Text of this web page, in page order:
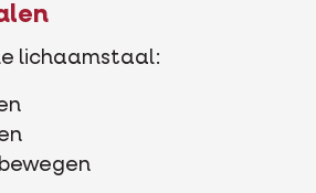
lichaamstaal: